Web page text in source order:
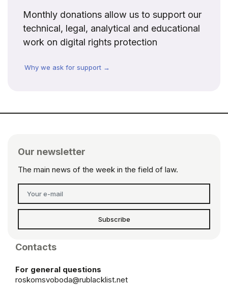
Monthly donations allow us to support our
technical, legal, analytical and educational
work on digital rights protection
Why we ask for support →
Our newsletter
The main news of the week in the field of law.
Subscribe
Contacts
For general questions
roskomsvoboda@rublacklist.net